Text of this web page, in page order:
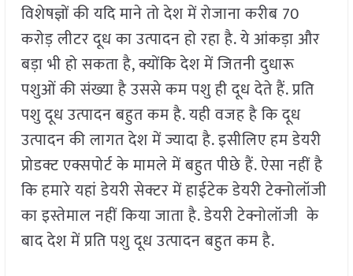
विशेषज्ञों की यदि माने तो देश में रोजाना करीब 70
करोड़ लीटर दूध का उत्पादन हो रहा है. ये आंकड़ा और
बड़ा भी हो सकता है, क्योंकि देश में जितनी दुधारू
पशुओं की संख्या है उससे कम पशु ही दूध देते हैं. प्रति
पशु दूध उत्पादन बहुत कम है. यही वजह है कि दूध
उत्पादन की लागत देश में ज्यादा है. इसीलिए हम डेयरी
प्रोडक्ट एक्सपोर्ट के मामले में बहुत पीछे हैं. ऐसा नहीं है
कि हमारे यहां डेयरी सेक्टर में हाईटेक डेयरी टेक्नोलॉजी
का इस्तेमाल नहीं किया जाता है. डेयरी टेक्नोलॉजी के
बाद देश में प्रति पशु दूध उत्पादन बहुत कम है.